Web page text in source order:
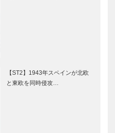
【ST2】1943年スペインが北欧
と東欧を同時侵攻…